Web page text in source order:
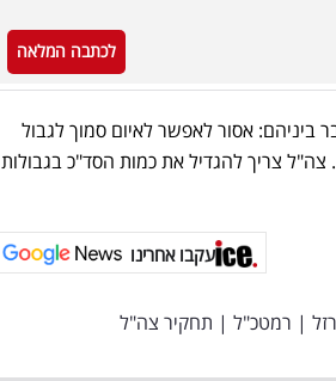
לכתבה המלאה
העלו לקחים עיקריים ממתקפת ה-7 באוקטובר ביניהם: אסור לאפשר לאיום סמוך לגבול
צריך להגדיל את כמות הסד"כ בגבולות
עקבו אחרינו
| רמטכ"ל | תחקיר צה"ל